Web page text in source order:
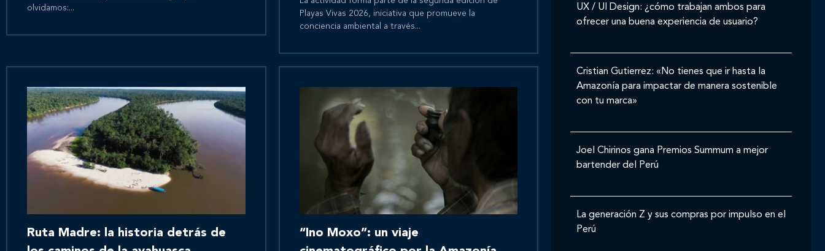
Nuestros clientes
Novedades
Contáctanos
olvidamos:...
Playas Vivas 2026, iniciativa que promueve la
conciencia ambiental a través...
Ruta Madre: la historia detrás de
“Ino Moxo”: un viaje
UX / UI Design: ¿cómo trabajan ambos para
ofrecer una buena experiencia de usuario?
Cristian Gutierrez: «No tienes que ir hasta la
Amazonía para impactar de manera sostenible
con tu marca»
Joel Chirinos gana Premios Summum a mejor
bartender del Perú
La generación Z y sus compras por impulso en el
Perú